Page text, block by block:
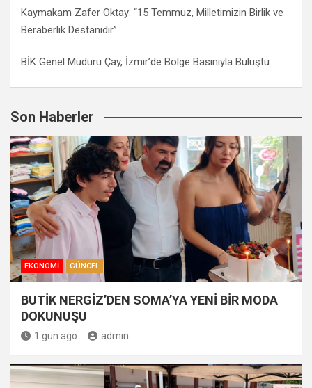
Kaymakam Zafer Oktay: “15 Temmuz, Milletimizin Birlik ve
Beraberlik Destanıdır”
BİK Genel Müdürü Çay, İzmir’de Bölge Basınıyla Buluştu
Son Haberler
EKONOMI GÜNCEL
BUTİK NERGİZ’DEN SOMA’YA YENİ BİR MODA
DOKUNUŞU
1 gün ago admin